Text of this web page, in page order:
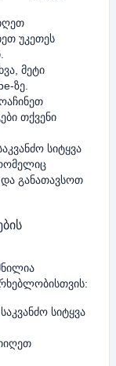
უკეთეს
მეტი
ზე.
თქვენი
სიტყვა
განათავსოთ
სიტყვა